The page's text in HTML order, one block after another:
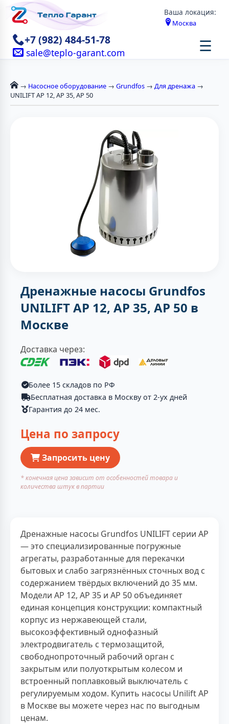
Ваша локация:
Москва
+7 (982) 484-51-78
sale@teplo-garant.com ☰
→ Насосное оборудование → Grundfos → Для дренажа →
UNILIFT AP 12, AP 35, AP 50
Дренажные насосы Grundfos
UNILIFT AP 12, AP 35, AP 50 в
Москве
Доставка через:
Более 15 складов по РФ
Бесплатная доставка в Москву от 2-ух дней
Гарантия до 24 мес.
Цена по запросу
Запросить цену
* конечная цена зависит от особенностей товара и
количества штук в партии
Дренажные насосы Grundfos UNILIFT серии AP
— это специализированные погружные
агрегаты, разработанные для перекачки
бытовых и слабо загрязнённых сточных вод с
содержанием твёрдых включений до 35 мм.
Модели AP 12, AP 35 и AP 50 объединяет
единая концепция конструкции: компактный
корпус из нержавеющей стали,
высокоэффективный однофазный
электродвигатель с термозащитой,
свободнопроточный рабочий орган с
закрытым или полуоткрытым колесом и
встроенный поплавковый выключатель с
регулируемым ходом. Купить насосы Unilift AP
в Москве вы можете через нас по выгодным
ценам.